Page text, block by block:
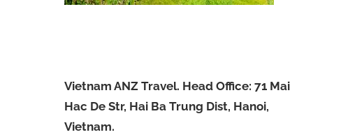
Vietnam ANZ Travel. Head Office: 71 Mai
Hac De Str, Hai Ba Trung Dist, Hanoi,
Vietnam.